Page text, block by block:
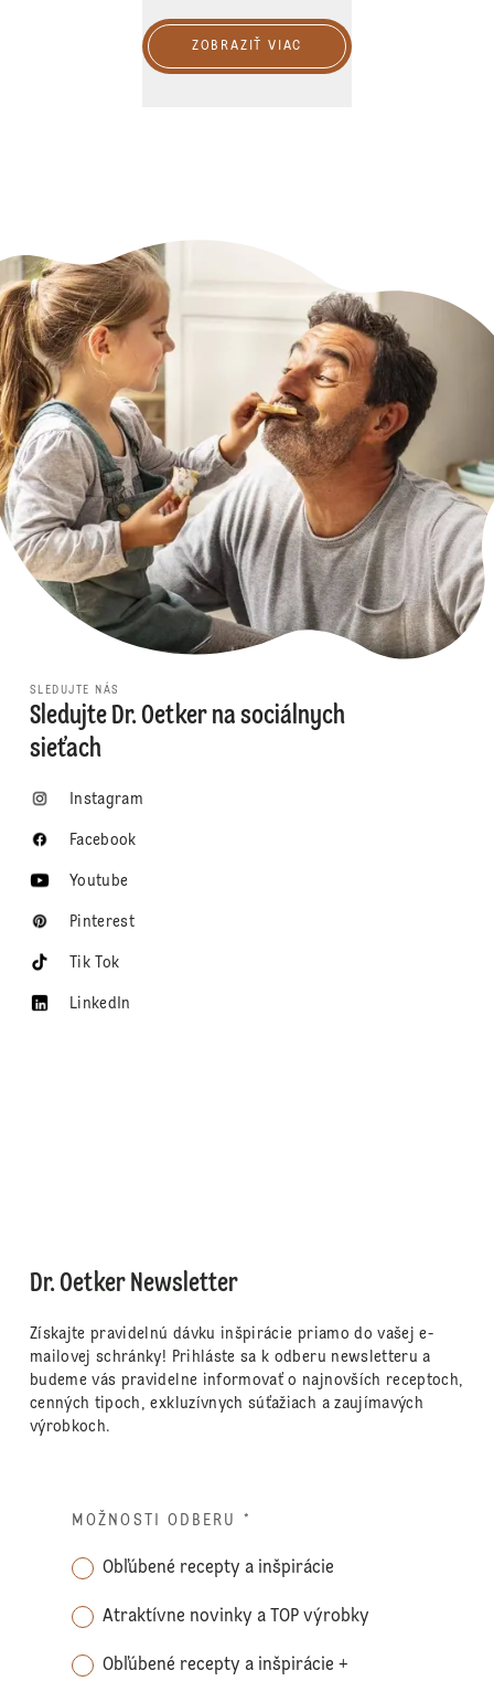
ZOBRAZIŤ VIAC
SLEDUJTE NÁS
Sledujte Dr. Oetker na sociálnych
sieťach
Instagram
Facebook
Youtube
Pinterest
Tik Tok
LinkedIn
Dr. Oetker Newsletter
Získajte pravidelnú dávku inšpirácie priamo do vašej e-
mailovej schránky! Prihláste sa k odberu newsletteru a
budeme vás pravidelne informovať o najnovších receptoch,
cenných tipoch, exkluzívnych súťažiach a zaujímavých
výrobkoch.
MOŽNOSTI ODBERU *
Obľúbené recepty a inšpirácie
Atraktívne novinky a TOP výrobky
Obľúbené recepty a inšpirácie +